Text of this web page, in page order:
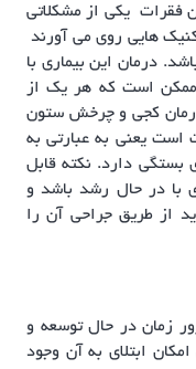
فقرات یکی از مشکلاتی
هایی روی می آورند
درمان این بیماری با
ممکن است که هر یک از
کجی و چرخش ستون
است یعنی به عبارتی به
دارد. نکته قابل
با در حال رشد باشد و
از طریق جراحی آن را
زمان در حال توسعه و
ابتلای به آن وجود